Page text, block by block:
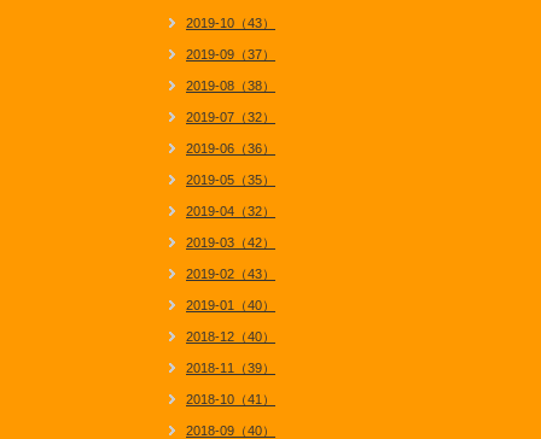
2019-10（43）
2019-09（37）
2019-08（38）
2019-07（32）
2019-06（36）
2019-05（35）
2019-04（32）
2019-03（42）
2019-02（43）
2019-01（40）
2018-12（40）
2018-11（39）
2018-10（41）
2018-09（40）